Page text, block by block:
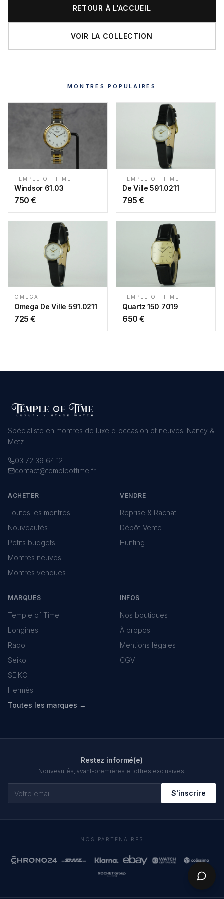
RETOUR À L'ACCUEIL
VOIR LA COLLECTION
MONTRES POPULAIRES
TEMPLE OF TIME
Windsor 61.03
750 €
TEMPLE OF TIME
De Ville 591.0211
795 €
OMEGA
Omega De Ville 591.0211
725 €
TEMPLE OF TIME
Quartz 150 7019
650 €
Spécialiste en montres de luxe d'occasion et neuves. Nancy &
Metz.
03 72 39 64 12
contact@templeoftime.fr
ACHETER
Toutes les montres
Nouveautés
Petits budgets
Montres neuves
Montres vendues
VENDRE
Reprise & Rachat
Dépôt-Vente
Hunting
MARQUES
Temple of Time
Longines
Rado
Seiko
SEIKO
Hermès
Toutes les marques →
INFOS
Nos boutiques
À propos
Mentions légales
CGV
Restez informé(e)
Nouveautés, avant-premières et offres exclusives.
S'inscrire
NOS PARTENAIRES